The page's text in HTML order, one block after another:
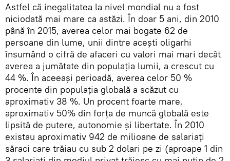
Astfel că inegalitatea la nivel mondial nu a fost
niciodată mai mare ca astăzi. În doar 5 ani, din 2010
până în 2015, averea celor mai bogate 62 de
persoane din lume, unii dintre aceşti oligarhi
însumând o cifră de afaceri cu valori mai mari decât
averea a jumătate din populația lumii, a crescut cu
44 %. În aceeași perioadă, averea celor 50 %
procente din populaţia globală a scăzut cu
aproximativ 38 %. Un procent foarte mare,
aproximativ 50% din forța de muncă globală este
lipsită de putere, autonomie şi libertate. În 2010
existau aproximativ 942 de milioane de salariaţi
săraci care trăiau cu sub 2 dolari pe zi (aproape 1 din